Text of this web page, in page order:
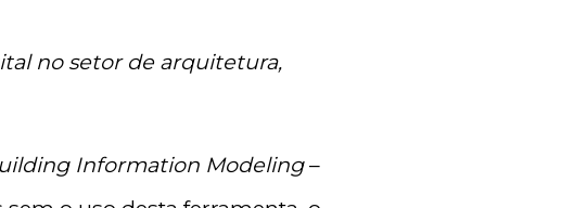
no setor de arquitetura,
Information Modeling–